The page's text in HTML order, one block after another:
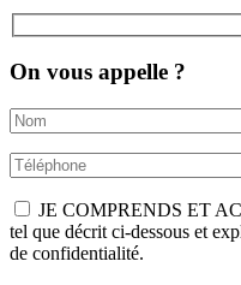
On vous appelle ?
JE COMPRENDS ET
tel que décrit ci-dessous et
de confidentialité.